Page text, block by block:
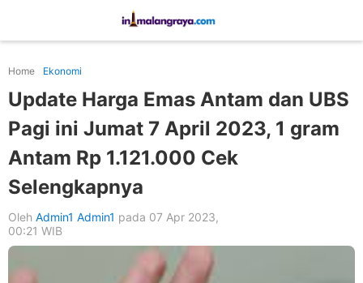
Home Ekonomi
Update Harga Emas Antam dan UBS
Pagi ini Jumat 7 April 2023, 1 gram
Antam Rp 1.121.000 Cek
Selengkapnya
Oleh Admin1 Admin1 pada 07 Apr 2023,
00:21 WIB